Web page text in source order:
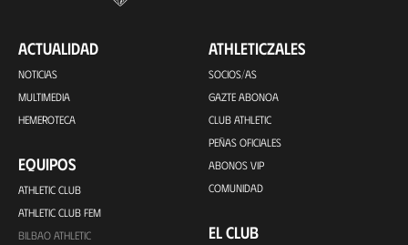
ACTUALIDAD
NOTICIAS
MULTIMEDIA
HEMEROTECA
EQUIPOS
ATHLETIC CLUB
ATHLETIC CLUB FEM
BILBAO ATHLETIC
ATHLETICZALES
SOCIOS/AS
GAZTE ABONOA
CLUB ATHLETIC
PEÑAS OFICIALES
ABONOS VIP
COMUNIDAD
EL CLUB